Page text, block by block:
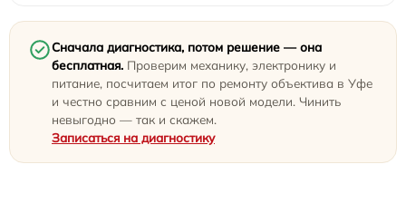
Сначала диагностика, потом решение — она
бесплатная. Проверим механику, электронику и
питание, посчитаем итог по ремонту объектива в Уфе
и честно сравним с ценой новой модели. Чинить
невыгодно — так и скажем.
Записаться на диагностику